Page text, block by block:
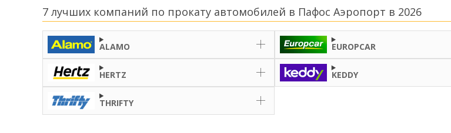
7 лучших компаний по прокату автомобилей в Пафос Аэропорт в 2026
ALAMO EUROPCAR
HERTZ KEDDY
THRIFTY